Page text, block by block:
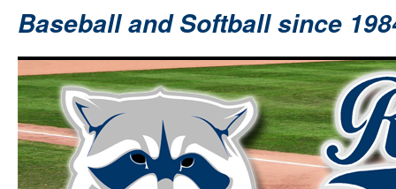
Baseball and Softball since